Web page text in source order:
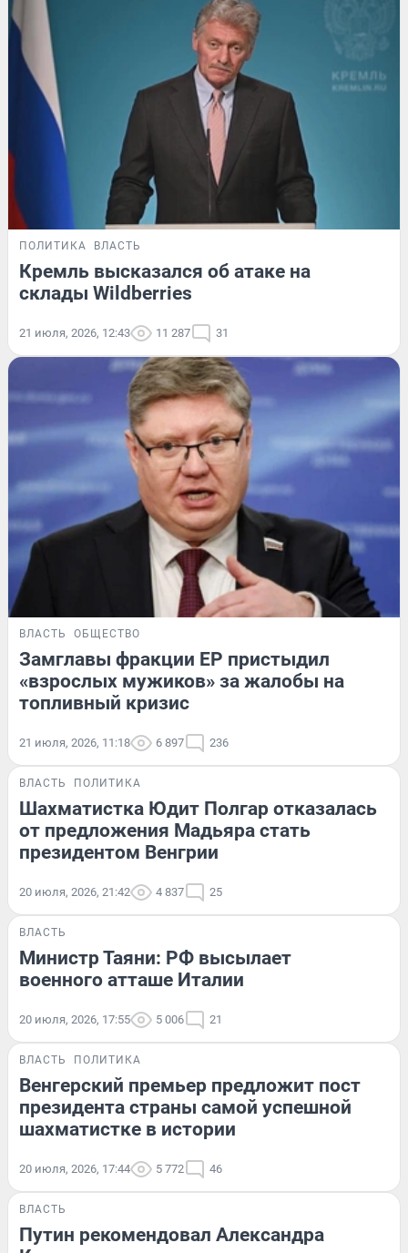
ПОЛИТИКА ВЛАСТЬ
Кремль высказался об атаке на
склады Wildberries
21 июля, 2026, 12:43 11 287 31
ВЛАСТЬ ОБЩЕСТВО
Замглавы фракции ЕР пристыдил
«взрослых мужиков» за жалобы на
топливный кризис
21 июля, 2026, 11:18 6 897 236
ВЛАСТЬ ПОЛИТИКА
Шахматистка Юдит Полгар отказалась
от предложения Мадьяра стать
президентом Венгрии
20 июля, 2026, 21:42 4 837 25
ВЛАСТЬ
Министр Таяни: РФ высылает
военного атташе Италии
20 июля, 2026, 17:55 5 006 21
ВЛАСТЬ ПОЛИТИКА
Венгерский премьер предложит пост
президента страны самой успешной
шахматистке в истории
20 июля, 2026, 17:44 5 772 46
ВЛАСТЬ
Путин рекомендовал Александра